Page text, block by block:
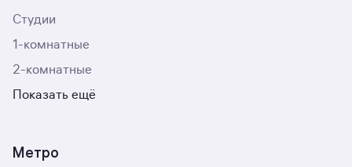
Студии
1-комнатные
2-комнатные
Показать ещё
Метро